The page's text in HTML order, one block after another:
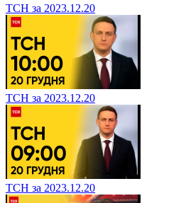
ТСН за 2023.12.20
ТСН за 2023.12.20
ТСН за 2023.12.20